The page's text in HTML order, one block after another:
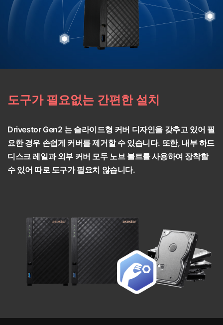
도구가 필요없는 간편한 설치
Drivestor Gen2 는 슬라이드형 커버 디자인을 갖추고 있어 필
요한 경우 손쉽게 커버를 제거할 수 있습니다. 또한, 내부 하드
디스크 레일과 외부 커버 모두 노브 볼트를 사용하여 장착할
수 있어 따로 도구가 필요치 않습니다.